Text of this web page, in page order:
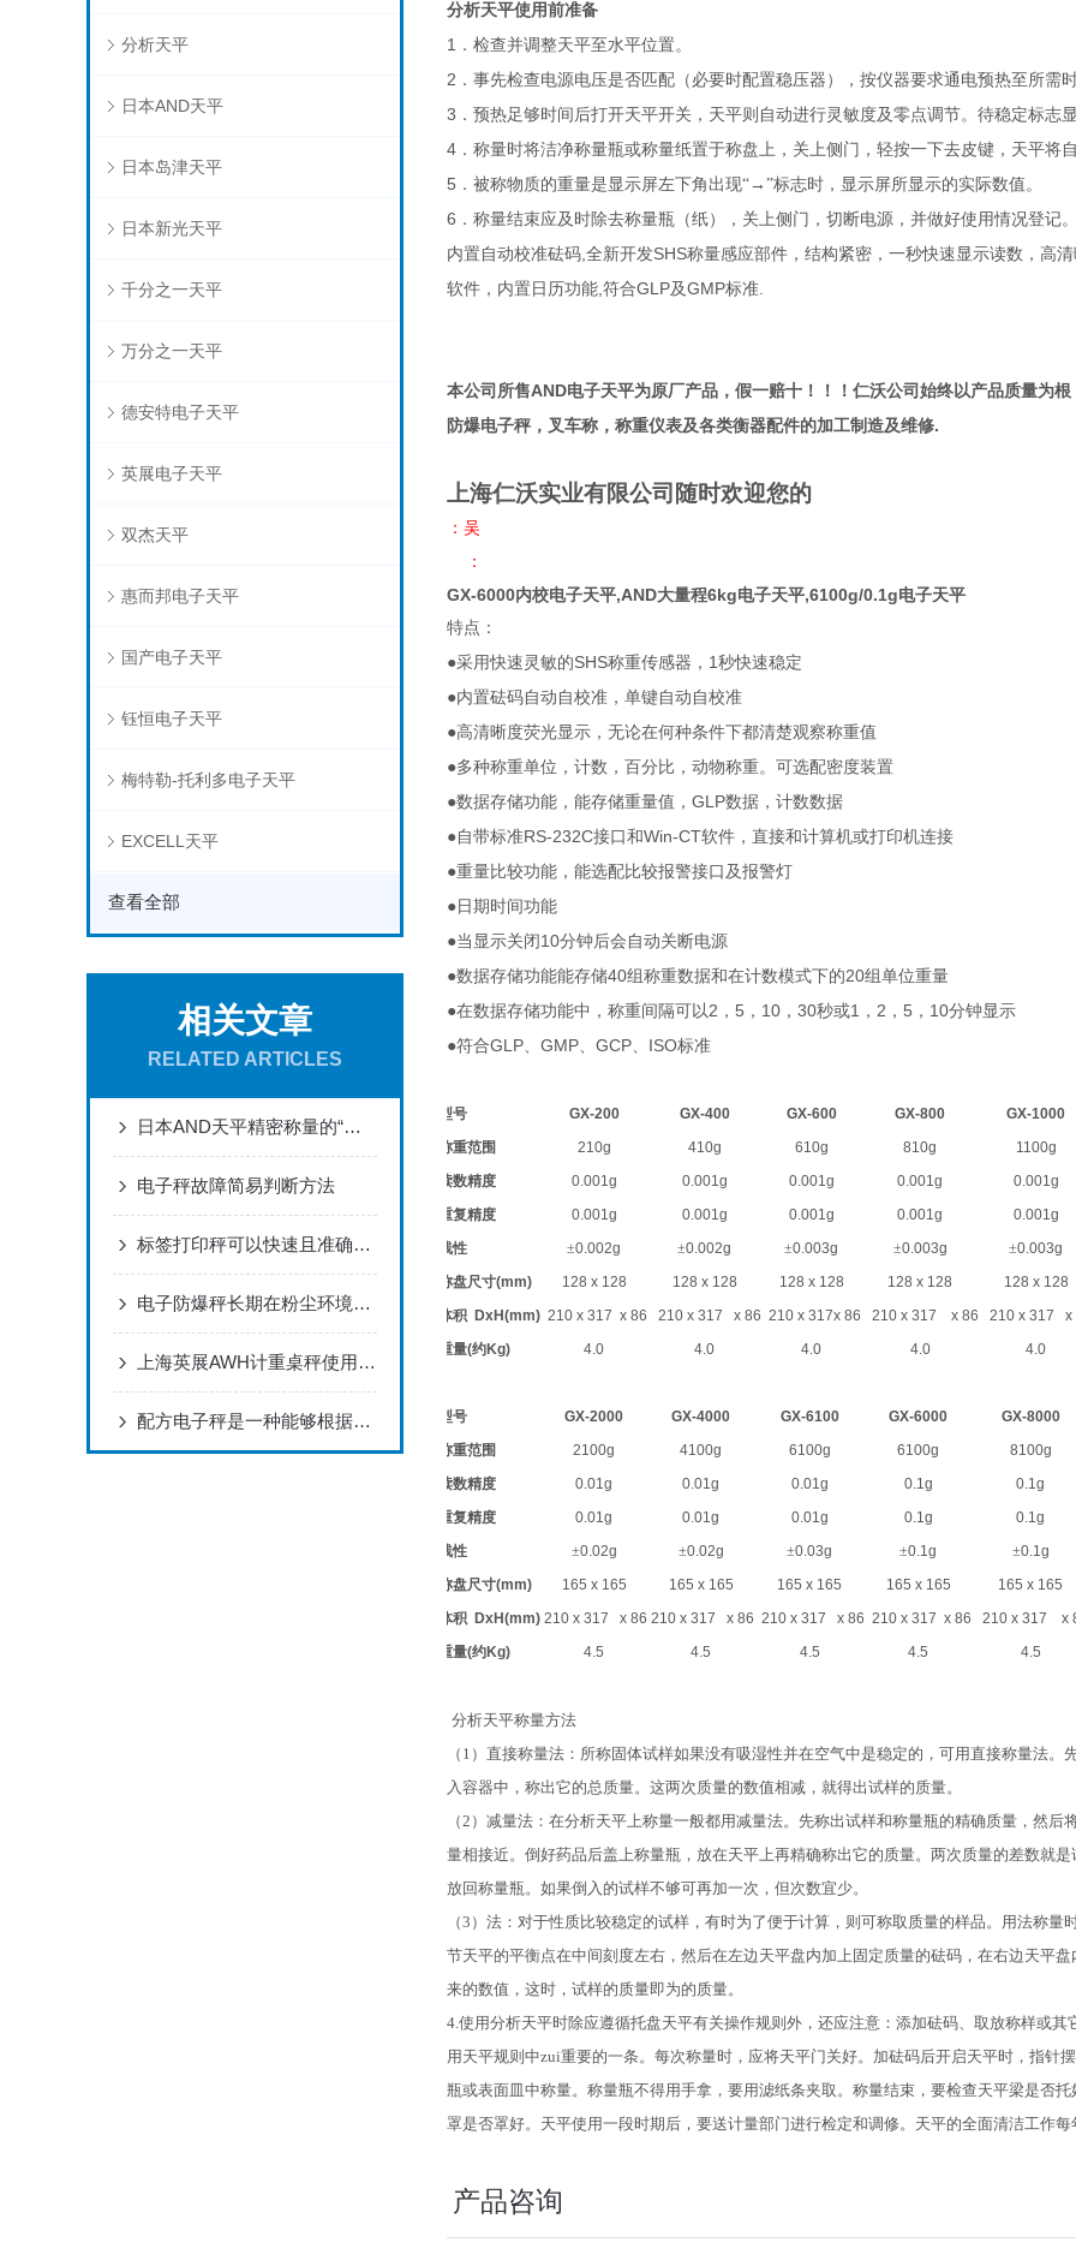
分析天平
日本AND天平
日本岛津天平
日本新光天平
千分之一天平
万分之一天平
德安特电子天平
英展电子天平
双杰天平
惠而邦电子天平
国产电子天平
钰恒电子天平
梅特勒-托利多电子天平
EXCELL天平
查看全部
相关文章
RELATED ARTICLES
日本AND天平精密称量的“匠心范例”，以科技赋能全球实验室
电子秤故障简易判断方法
标签打印秤可以快速且准确地打印出符合货物重量的标签
电子防爆秤长期在粉尘环境中使用的影响
上海英展AWH计重桌秤使用说明书
配方电子秤是一种能够根据预设的配方比例进行精确称重的电子秤
分析天平使用前准备
1 ．检查并调整天平至水平位置。
2 ．事先检查电源电压是否匹配（必要时配置稳压器），按仪器要求通电预热至所需
3 ．预热足够时间后打开天平开关，天平则自动进行灵敏度及零点调节。待稳定标志
4 ．称量时将洁净称量瓶或称量纸置于称盘上，关上侧门，轻按一下去皮键，天平
5 ．被称物质的重量是显示屏左下角出现“→”标志时，显示屏所显示的实际数值。
6 ．称量结束应及时除去称量瓶（纸），关上侧门，切断电源，并做好使用情况登记
内置自动校准砝码 全新开发SHS称量感应部件，结构紧密，一秒快速显示读数，高
软件，内置日历功能 符合GLP及GMP标准
本公司所售AND电子天平为原厂产品，假一赔十！！！仁沃公司始终以产品质量为
防爆电子秤，叉车称，称重仪表及各类衡器配件的加工制造及维修.
上海仁沃实业有限公司随时欢迎您的
：吴
：
GX-6000内校电子天平,AND大量程6kg电子天平,6100g/0.1g电子天平
特点：
●采用快速灵敏的SHS称重传感器， 1 秒快速稳定
●内置砝码自动自校准，单键自动自校准
●高清晰度荧光显示，无论在何种条件下都清楚观察称重值
●多种称重单位，计数，百分比，动物称重。可选配密度装置
●数据存储功能，能存储重量值， GLP数据，计数数据
●自带标准RS-232C接口和Win-CT软件，直接和计算机或打印机连接
●重量比较功能，能选配比较报警接口及报警灯
● 日期时间功能
●当显示关闭 10分钟后会自动关断电源
●数据存储功能能存储40组称重数据和在计数模式下的20组单位重量
●在数据存储功能中，称重间隔可以2 ， 5 ， 10 ， 30秒或1 ， 2 ， 5 ， 10分钟显示
●符合GLP、 GMP、 GCP、 ISO标准
型号 GX-200 GX-400 GX-600 GX-800
GX-1000
称重范围
210g 410g 610g 810g
1100g
读数精度
0.001g 0.001g 0.001g 0.001g
0.001g
重复精度
0.001g 0.001g 0.001g 0.001g
0.001g
线性
±0.002g ±0.002g ±0.003g ±0.003g ±0.003g
称盘尺寸(mm) 128 x 128 128 x 128 128 x 128 128 x 128
128 x 128
体积 DxH(mm) 210 x 317 x 86 210 x 317 x 86 210 x 317x 86 210 x 317 x 86 210 x 317 x
重量(约Kg) 4.0 4.0 4.0 4.0 4.0
型号 GX-2000 GX-4000 GX-6100 GX-6000
GX-8000
称重范围
2100g 4100g 6100g 6100g
8100g
读数精度
0.01g 0.01g 0.01g 0.1g
0.1g
重复精度
0.01g 0.01g 0.01g 0.1g
0.1g
线性
±0.02g ±0.02g ±0.03g ±0.1g ±0.1g
称盘尺寸(mm) 165 x 165 165 x 165 165 x 165 165 x 165
165 x 165
体积 DxH(mm) 210 x 317 x 86 210 x 317 x 86 210 x 317 x 86 210 x 317 x 86 210 x 317 x
重量(约Kg) 4.5 4.5 4.5 4.5 4.5
分析天平称量方法
（1）直接称量法：所称固体试样如果没有吸湿性并在空气中是稳定的，可用直接称量法
入容器中，称出它的总质量。这两次质量的数值相减，就得出试样的质量。
（2）减量法：在分析天平上称量一般都用减量法。先称出试样和称量瓶的精确质量，然
量相接近。倒好药品后盖上称量瓶，放在天平上再精确称出它的质量。两次质量的差数就
放回称量瓶。如果倒入的试样不够可再加一次，但次数宜少。
（3）法：对于性质比较稳定的试样，有时为了便于计算，则可称取质量的样品。用法称
节天平的平衡点在中间刻度左右，然后在左边天平盘内加上固定质量的砝码，在右边天平
来的数值，这时，试样的质量即为的质量。
4.使用分析天平时除应遵循托盘天平有关操作规则外，还应注意：添加砝码、取放称样或
用天平规则中zui重要的一条。每次称量时，应将天平门关好。加砝码后开启天平时，指针
瓶或表面皿中称量。称量瓶不得用手拿，要用滤纸条夹取。称量结束，要检查天平梁是否
罩是否罩好。天平使用一段时期后，要送计量部门进行检定和调修。天平的全面清洁工作
产品咨询